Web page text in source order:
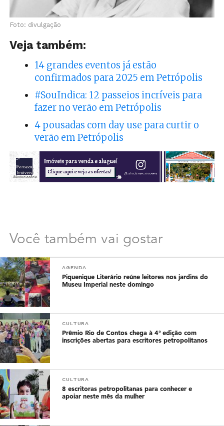
Foto: divulgação
Veja também:
14 grandes eventos já estão
confirmados para 2025 em Petrópolis
#SouIndica: 12 passeios incríveis para
fazer no verão em Petrópolis
4 pousadas com day use para curtir o
verão em Petrópolis
Você também vai gostar
AGENDA
Piquenique Literário reúne leitores nos jardins do
Museu Imperial neste domingo
CULTURA
Prêmio Rio de Contos chega à 4ª edição com
inscrições abertas para escritores petropolitanos
CULTURA
8 escritoras petropolitanas para conhecer e
apoiar neste mês da mulher